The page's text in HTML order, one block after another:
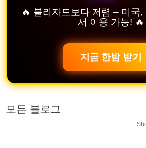
🔥 블리자드보다 저렴 – 미국,
서 이용 가능! 🔥
지금 한밤 받기
모든 블로그